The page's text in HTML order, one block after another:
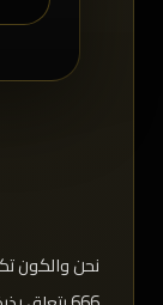
نحن والكون